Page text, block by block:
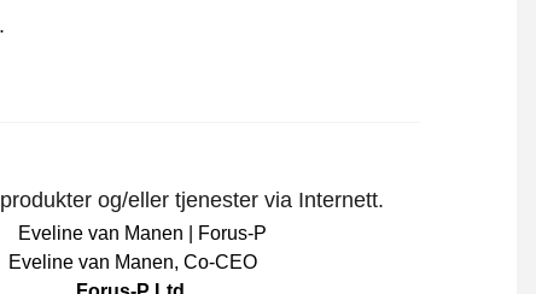
og/eller tjenester via Internett.
Eveline van Manen, Co-CEO